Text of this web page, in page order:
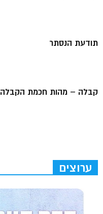
תודעת הנסתר
קבלה – מהות חכמת הקבלה
ערוצים